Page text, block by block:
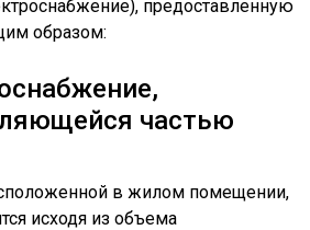
предоставленную
образом:
частью
в жилом помещении,
исходя из объема